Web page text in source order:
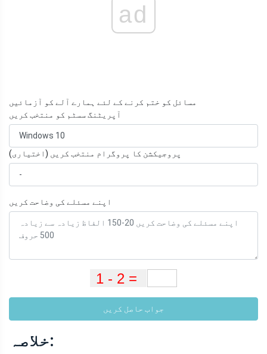
ad
مسائل کو ختم کرنے کے لئے ہمارے آلے کو آزمائیں
آپریٹنگ سسٹم کو منتخب کریں
پروجیکشن کا پروگرام منتخب کریں (اختیاری)
اپنے مسئلے کی وضاحت کریں
جواب حاصل کریں
خلاصہ: